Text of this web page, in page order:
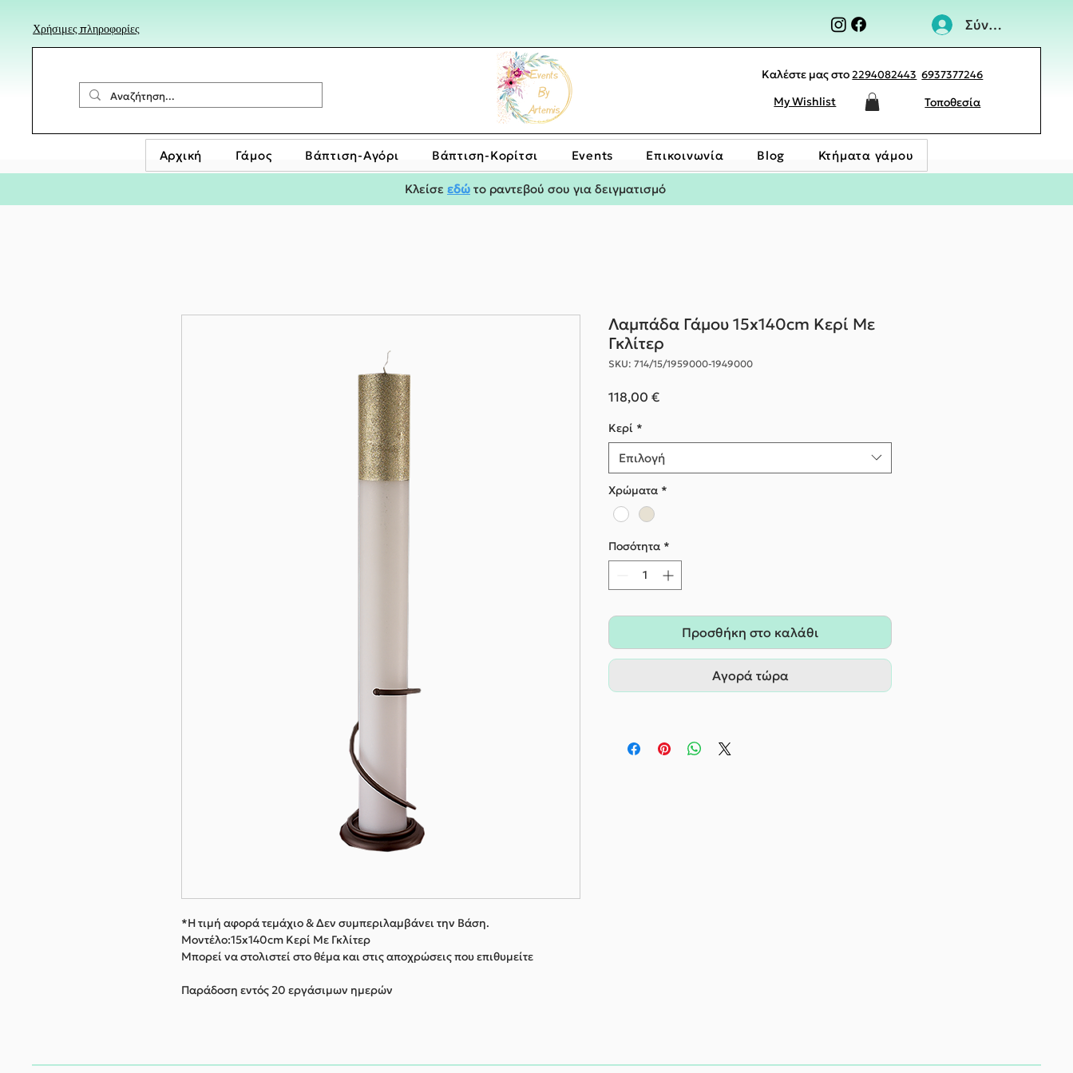
Χρήσιμες πληροφορίες Σύνδεση
Καλέστε μας στο2294082443 6937377246
My Wishlist Τοποθεσία
Αρχική Γάμος Βάπτιση-Αγόρι Bάπτιση-Κορίτσι Events Επικοινωνία Blog Κτήματα γάμου
Κλείσε εδώ το ραντεβού σου για δειγματισμό
*Η τιμή αφορά τεμάχιο & Δεν συμπεριλαμβάνει την Βάση.
Μοντέλο:15x140cm Κερί Με Γκλίτερ
Μπορεί να στολιστεί στο θέμα και στις αποχρώσεις που επιθυμείτε
Παράδοση εντός 20 εργάσιμων ημερών
Λαμπάδα Γάμου 15x140cm Κερί Με
Γκλίτερ
SKU: 714/15/1959000-1949000
118,00 €Τιμή
Κερί *
Επιλογή
Χρώματα *
Ποσότητα *
Προσθήκη στο καλάθι
Αγορά τώρα